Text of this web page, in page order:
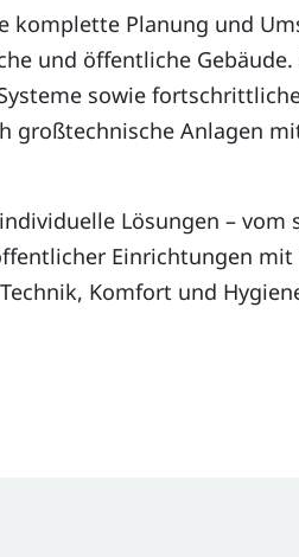
komplette Planung und
und öffentliche
sowie
großtechnische Anlagen
Lösungen –
Einrichtungen
Komfort und